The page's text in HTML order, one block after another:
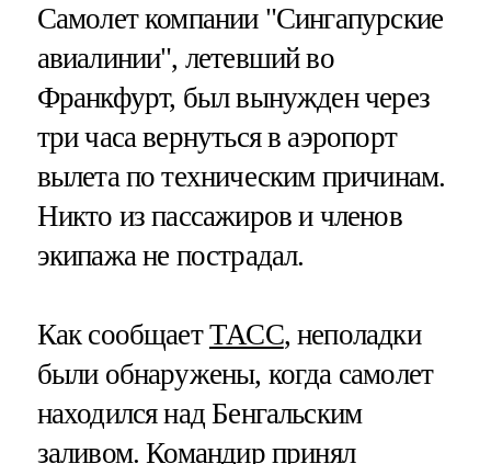
Самолет компании "Сингапурские
авиалинии", летевший во
Франкфурт, был вынужден через
три часа вернуться в аэропорт
вылета по техническим причинам.
Никто из пассажиров и членов
экипажа не пострадал.
Как сообщаетТАСС, неполадки
были обнаружены, когда самолет
находился над Бенгальским
заливом. Командир принял